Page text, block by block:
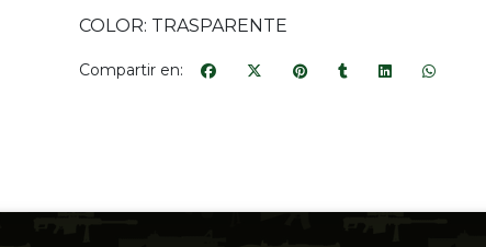
COLOR: TRASPARENTE
Compartir en: